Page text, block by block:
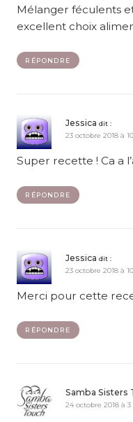
Mélanger féculents
excellent choix
RÉPONDRE
Jessica dit :
23 octobre 2018 à
Super recette ! Ca a
RÉPONDRE
Jessica dit :
23 octobre 2018 à
Merci pour cette
RÉPONDRE
Samba Sisters
24 octobre 2018 à